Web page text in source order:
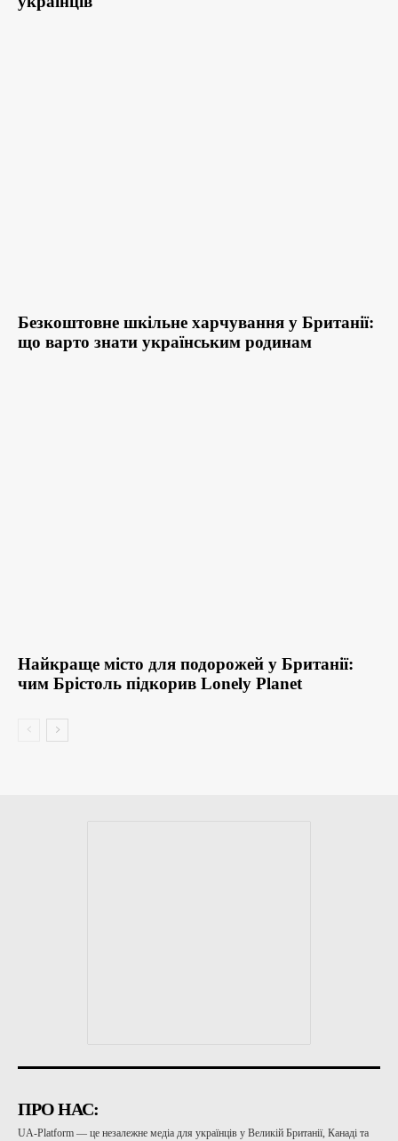
Безкоштовне шкільне харчування у Британії:
що варто знати українським родинам
Найкраще місто для подорожей у Британії:
чим Брістоль підкорив Lonely Planet
ПРО НАС:
UA-Platform — це незалежне медіа для українців у Великій Британії, Канаді та